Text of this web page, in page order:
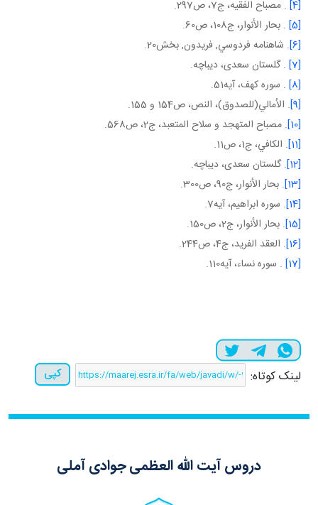
[4]
. مصباح الفقيه، ج7، ص297.
[5]
. بحار الأنوار، ج‏108، ص60.
[6] . شاهنامه فردوسي, فريدون, بخش20.
[7]
. گلستان سعدی، ديباچه.
[8]
. سوره کهف، آيه51.
[9] . الأمالي(للصدوق)، النص، ص154 و 155.
[10]
. مصباح المتهجد و سلاح المتعبد، ج‏2، ص568.
[11]
. الكافي، ج‏1، ص11.
[12]
. گلستان سعدی، ديباچه.
[13]
. بحار الأنوار، ج‏90، ص300.
[14]
. سوره ابراهيم، آيه7.
[15]
. بحار الأنوار، ج‏2، ص150.
[16]
. العقد الفريد، ج4، ص244.
[17]
. سوره نساء، آيه110.
لینک کوتاه: کپی
دروس آیت الله العظمی جوادی آملی